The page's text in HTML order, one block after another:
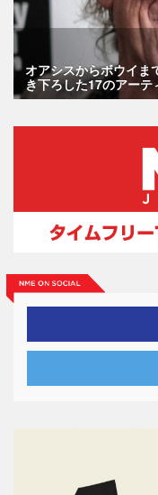
オアシスからボウイま
き下ろした17のアーテ